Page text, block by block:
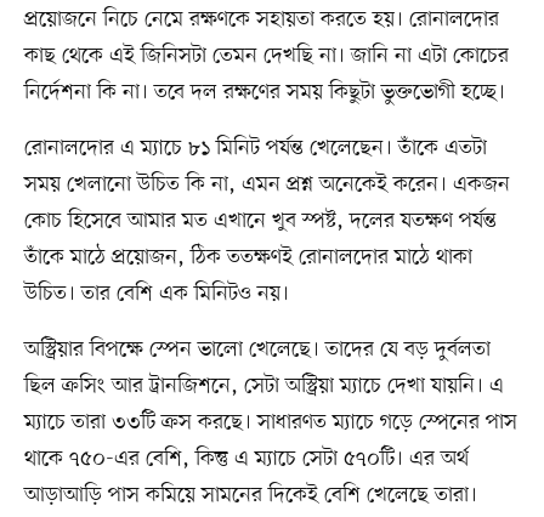
প্রয়োজনে নিচে নেমে রক্ষণকে সহায়তা করতে হয়। রোনালদোর
কাছ থেকে এই জিনিসটা তেমন দেখছি না। জানি না এটা কোচের
নির্দেশনা কি না। তবে দল রক্ষণের সময় কিছুটা ভুক্তভোগী হচ্ছে।
রোনালদোর এ ম্যাচে ৮১ মিনিট পর্যন্ত খেলেছেন। তাঁকে এতটা
সময় খেলানো উচিত কি না, এমন প্রশ্ন অনেকেই করেন। একজন
কোচ হিসেবে আমার মত এখানে খুব স্পষ্ট, দলের যতক্ষণ পর্যন্ত
তাঁকে মাঠে প্রয়োজন, ঠিক ততক্ষণই রোনালদোর মাঠে থাকা
উচিত। তার বেশি এক মিনিটও নয়।
অস্ট্রিয়ার বিপক্ষে স্পেন ভালো খেলেছে। তাদের যে বড় দুর্বলতা
ছিল ক্রসিং আর ট্রানজিশনে, সেটা অস্ট্রিয়া ম্যাচে দেখা যায়নি। এ
ম্যাচে তারা ৩৩টি ক্রস করছে। সাধারণত ম্যাচে গড়ে স্পেনের পাস
থাকে ৭৫০-এর বেশি, কিন্তু এ ম্যাচে সেটা ৫৭০টি। এর অর্থ
আড়াআড়ি পাস কমিয়ে সামনের দিকেই বেশি খেলেছে তারা।